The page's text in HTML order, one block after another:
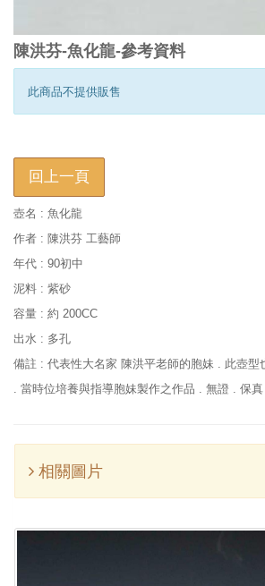
陳洪芬-魚化龍-參考資料
此商品不提供販售
回上一頁
壺名 : 魚化龍
作者 : 陳洪芬 工藝師
年代 : 90初中
泥料 : 紫砂
容量 : 約 200CC
出水 : 多孔
備註 : 代表性大名家 陳洪平老師的胞妹 . 此壺型
. 當時位培養與指導胞妹製作之作品 . 無證 . 保真 .
相關圖片